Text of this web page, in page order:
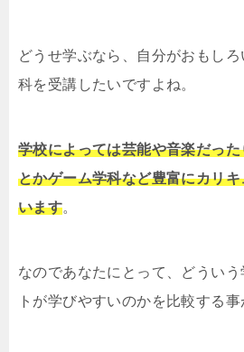
どうせ学ぶなら、自分がおもし
科を受講したいですよね。
学校によっては芸能や音楽だっ
とかゲーム学科など豊富にカリ
います。
なのであなたにとって、どうい
トが学びやすいのかを比較する事